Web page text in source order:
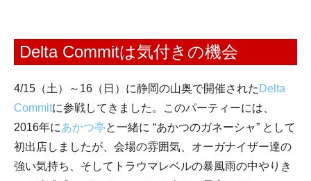
Delta Commitは気付きの機会
4/15（土）～16（日）に静岡の山奥で開催された Delta
Commitに参戦してきました。このパーティーには、
2016年にあかつ亭と一緒に “あかつのガネーシャ” として
初出店しましたが、会場の雰囲気、オーガナイザー達の
強い気持ち、そしてトラウマレベルの暴風雨の中やりき